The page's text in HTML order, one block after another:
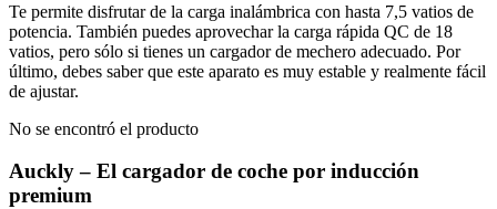
Te permite disfrutar de la carga inalámbrica con hasta 7,5 vatios de
potencia. También puedes aprovechar la carga rápida QC de 18
vatios, pero sólo si tienes un cargador de mechero adecuado. Por
último, debes saber que este aparato es muy estable y realmente fácil
de ajustar.
No se encontró el producto
Auckly – El cargador de coche por inducción
premium